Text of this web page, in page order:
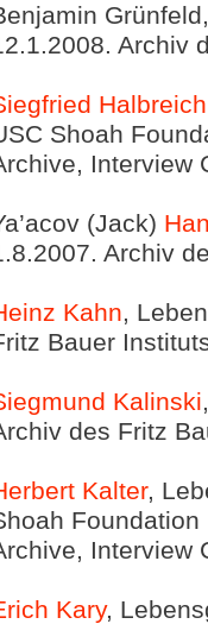
Archiv
Halbreich
Shoah
Interview
(Jack)
Archiv
Kahn,
Bauer
Kalinski
des Fritz
Kalter,
Interview
Kary,